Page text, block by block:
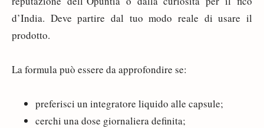
d’India. Deve partire dal tuo modo reale di usare il
prodotto.
La formula può essere da approfondire se:
preferisci un integratore liquido alle capsule;
cerchi una dose giornaliera definita;